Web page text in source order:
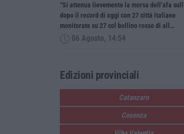
“Si attenua lievemente la morsa dell’afa
dopo il record di oggi con 27 città italiane
monitorate su 27 col bollino rosso di all…
06 Agosto, 14:54
Edizioni provinciali
Catanzaro
Cosenza